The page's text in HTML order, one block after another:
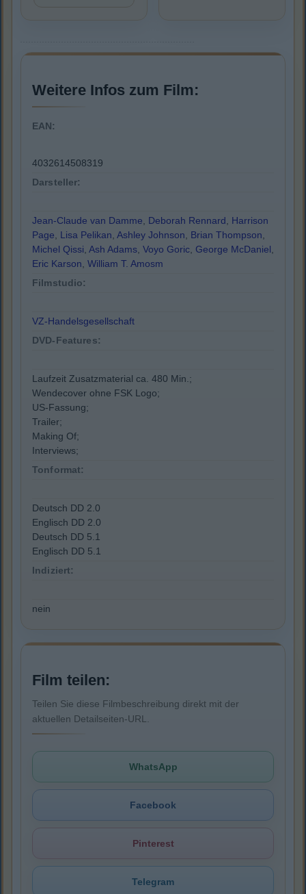
Weitere Infos zum Film:
EAN:
4032614508319
Darsteller:
Jean-Claude van Damme, Deborah Rennard, Harrison
Page, Lisa Pelikan, Ashley Johnson, Brian Thompson,
Michel Qissi, Ash Adams, Voyo Goric, George McDaniel,
Eric Karson, William T. Amosm
Filmstudio:
VZ-Handelsgesellschaft
DVD-Features:
Laufzeit Zusatzmaterial ca. 480 Min.;
Wendecover ohne FSK Logo;
US-Fassung;
Trailer;
Making Of;
Interviews;
Tonformat:
Deutsch DD 2.0
Englisch DD 2.0
Deutsch DD 5.1
Englisch DD 5.1
Indiziert:
nein
Film teilen:
Teilen Sie diese Filmbeschreibung direkt mit der
aktuellen Detailseiten-URL.
WhatsApp
Facebook
Pinterest
Telegram